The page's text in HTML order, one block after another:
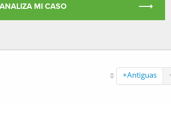
ANALIZA MI CASO
+Antiguas